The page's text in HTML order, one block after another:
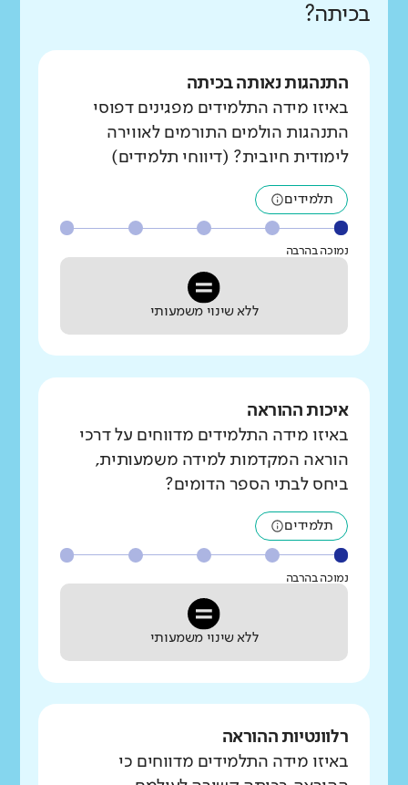
בכיתה?
התנהגות נאותה בכיתה
באיזו מידה התלמידים מפגינים דפוסי
התנהגות הולמים התורמים לאווירה
לימודית חיובית? (דיווחי תלמידים)
תלמידים
נמוכה בהרבה
ללא שינוי משמעותי
איכות ההוראה
באיזו מידה התלמידים מדווחים על דרכי
הוראה המקדמות למידה משמעותית,
ביחס לבתי הספר הדומים?
תלמידים
נמוכה בהרבה
ללא שינוי משמעותי
רלוונטיות ההוראה
באיזו מידה התלמידים מדווחים כי